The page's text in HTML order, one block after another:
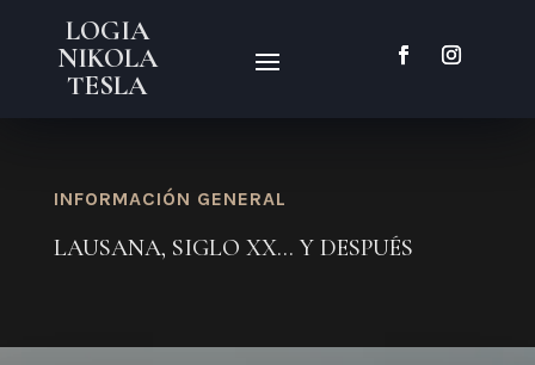
LOGIA
NIKOLA
TESLA
INFORMACIÓN GENERAL
LAUSANA, SIGLO XX… Y DESPUÉS